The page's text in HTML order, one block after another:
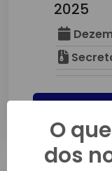
2025
O
dos